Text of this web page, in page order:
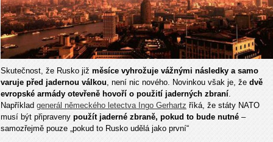
Skutečnost, že Rusko již měsíce vyhrožuje vážnými následky a samo
varuje před jadernou válkou , není nic nového. Novinkou však je, že dvě
evropské armády otevřeně hovoří o použití jaderných zbraní
Například generál německého letectva Ingo Gerhartz říká, že státy NATO
musí být připraveny použít jaderné zbraně, pokud to bude nutné –
samozřejmě pouze „pokud to Rusko udělá jako první“